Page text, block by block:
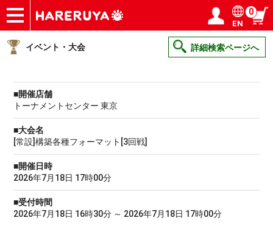
ショップ
買取
記事
デッキ検索
デッキ構築
選手一覧
店舗一覧
イベント
ヘルプ
お問い合わせ ログイン／会員登録
EN
0
イベント・大会 詳細検索ページへ
■開催店舗
トーナメントセンター 東京
■大会名
[常設]構築各種フォーマット[3回戦]
■開催日時
2026年7月18日 17時00分
■受付時間
2026年7月18日 16時30分 ～ 2026年7月18日 17時00分